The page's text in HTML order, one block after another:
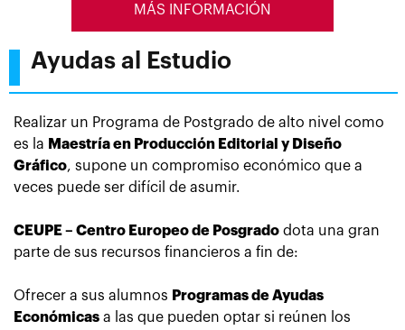
MÁS INFORMACIÓN
Ayudas al Estudio
Realizar un Programa de Postgrado de alto nivel como
es la Maestría en Producción Editorial y Diseño
Gráfico, supone un compromiso económico que a
veces puede ser difícil de asumir.
CEUPE – Centro Europeo de Posgrado dota una gran
parte de sus recursos financieros a fin de:
Ofrecer a sus alumnos Programas de Ayudas
Económicas a las que pueden optar si reúnen los